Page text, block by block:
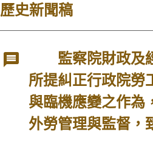
歷史新聞稿
監察院財政及經
所提糾正行政院勞
與臨機應變之作為
外勞管理與監督，